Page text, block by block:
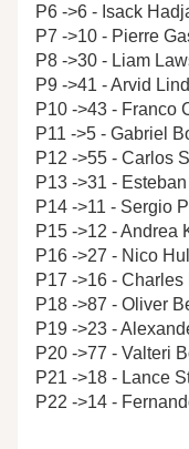
P6 ->6 - Isack
P7 ->10 - Pierre
P8 ->30 - Liam
P9 ->41 - Arvid
P10 ->43 - Franco
P11 ->5 - Gabriel
P12 ->55 - Carlos
P13 ->31 -
P14 ->11 - Sergio
P15 ->12 - Andrea
P16 ->27 - Nico
P17 ->16 - Charles
P18 ->87 - Oliver
P19 ->23 -
P20 ->77 - Valteri
P21 ->18 - Lance
P22 ->14 -